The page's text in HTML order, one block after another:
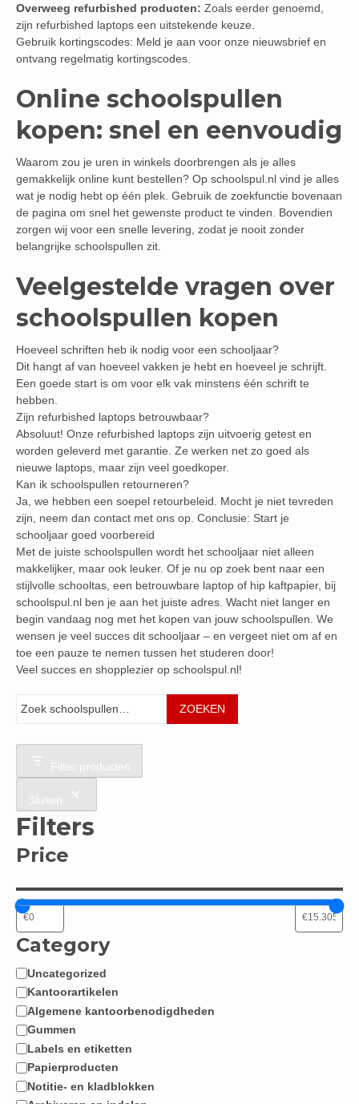
Overweeg refurbished producten: Zoals eerder genoemd,
zijn refurbished laptops een uitstekende keuze.
Gebruik kortingscodes: Meld je aan voor onze nieuwsbrief en
ontvang regelmatig kortingscodes.
Online schoolspullen
kopen: snel en eenvoudig
Waarom zou je uren in winkels doorbrengen als je alles
gemakkelijk online kunt bestellen? Op schoolspul.nl vind je alles
wat je nodig hebt op één plek. Gebruik de zoekfunctie bovenaan
de pagina om snel het gewenste product te vinden. Bovendien
zorgen wij voor een snelle levering, zodat je nooit zonder
belangrijke schoolspullen zit.
Veelgestelde vragen over
schoolspullen kopen
Hoeveel schriften heb ik nodig voor een schooljaar?
Dit hangt af van hoeveel vakken je hebt en hoeveel je schrijft.
Een goede start is om voor elk vak minstens één schrift te
hebben.
Zijn refurbished laptops betrouwbaar?
Absoluut! Onze refurbished laptops zijn uitvoerig getest en
worden geleverd met garantie. Ze werken net zo goed als
nieuwe laptops, maar zijn veel goedkoper.
Kan ik schoolspullen retourneren?
Ja, we hebben een soepel retourbeleid. Mocht je niet tevreden
zijn, neem dan contact met ons op. Conclusie: Start je
schooljaar goed voorbereid
Met de juiste schoolspullen wordt het schooljaar niet alleen
makkelijker, maar ook leuker. Of je nu op zoek bent naar een
stijlvolle schooltas, een betrouwbare laptop of hip kaftpapier, bij
schoolspul.nl ben je aan het juiste adres. Wacht niet langer en
begin vandaag nog met het kopen van jouw schoolspullen. We
wensen je veel succes dit schooljaar – en vergeet niet om af en
toe een pauze te nemen tussen het studeren door!
Veel succes en shopplezier op schoolspul.nl!
ZOEKEN
Filter producten
Sluiten
Filters
Price
Category
Categorie
Uncategorized
Kantoorartikelen
Algemene kantoorbenodigdheden
Gummen
Labels en etiketten
Papierproducten
Notitie- en kladblokken